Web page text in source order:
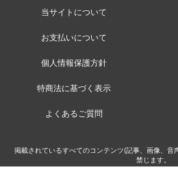
当サイトについて
お支払いについて
個人情報保護方針
特商法に基づく表示
よくあるご質問
掲載されているすべてのコンテンツ(記事、画像、音
禁じます。